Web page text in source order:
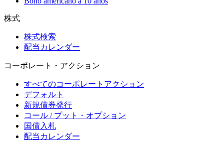
株式
株式検索
配当カレンダー
コーポレート・アクション
すべてのコーポレートアクション
デフォルト
新規債券発行
コール / プット・オプション
国債入札
配当カレンダー